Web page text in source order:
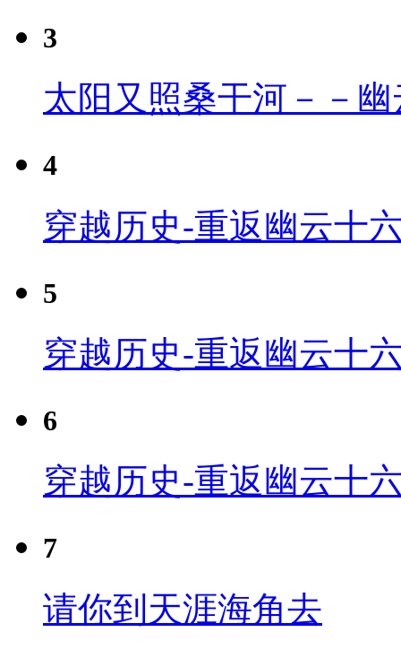
3
太阳又照桑干河－－
4
穿越历史-重返幽云十
5
穿越历史-重返幽云十
6
穿越历史-重返幽云十
7
请你到天涯海角去